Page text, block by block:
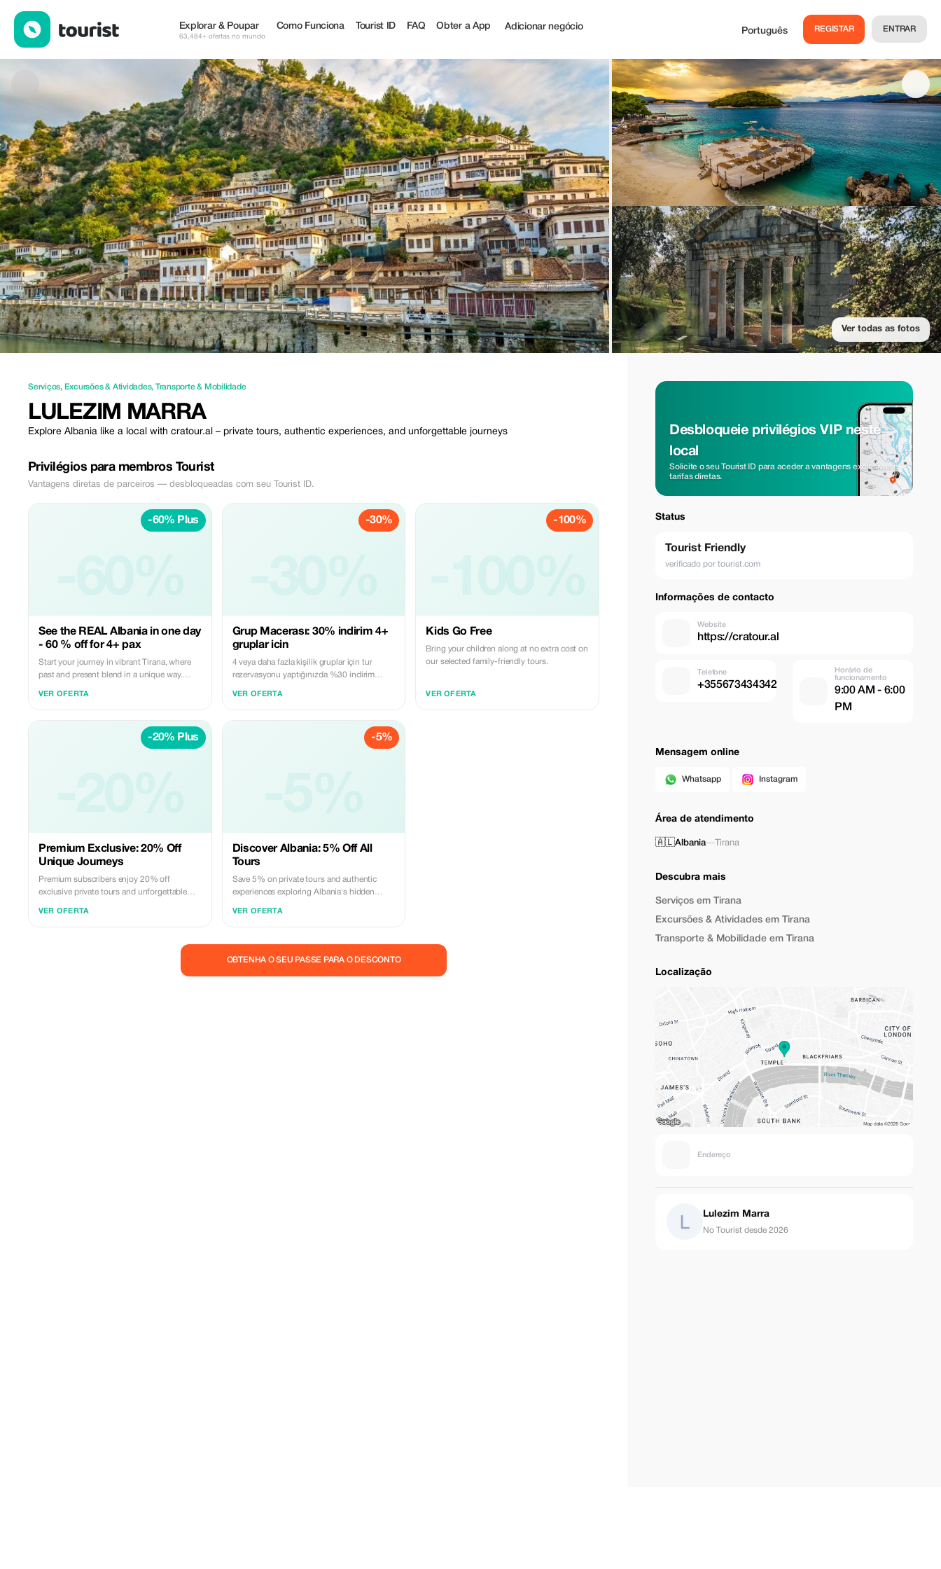
Explorar & Poupar
63,484+ ofertas no mundo
Como Funciona Tourist ID FAQ Obter a App Adicionar negócio Português REGISTAR ENTRAR
Ver todas as fotos
Serviços, Excursões & Atividades, Transporte & Mobilidade
LULEZIM MARRA
Explore Albania like a local with cratour.al – private tours, authentic experiences, and unforgettable journeys
Privilégios para membros Tourist
Vantagens diretas de parceiros — desbloqueadas com seu Tourist ID.
-60%
-60% Plus
See the REAL Albania in one day
- 60 % off for 4+ pax
Start your journey in vibrant Tirana, where
past and present blend in a unique way.
Lagoon, then end your day with a beautiful
VER OFERTA
-30%
Grup Macerası: 30% indirim 4+
gruplar icin
4 veya daha fazla kişilik gruplar için tur
rezervasyonu yaptığınızda %30 indirim
VER OFERTA
-100%
-100%
Kids Go Free
Bring your children along at no extra cost on
our selected family-friendly tours.
VER OFERTA
-20% Plus
Premium Exclusive: 20% Off
Unique Journeys
Premium subscribers enjoy 20% off
exclusive private tours and unforgettable
VER OFERTA
-5%
Discover Albania: 5% Off All
Tours
Save 5% on private tours and authentic
experiences exploring Albania's hidden
VER OFERTA
OBTENHA O SEU PASSE PARA O DESCONTO
Desbloqueie privilégios VIP neste
local
Solicite o seu Tourist ID para aceder a vantagens exclusivas e
tarifas diretas.
Status
Tourist Friendly
verificado por tourist.com
Informações de contacto
Website
https://cratour.al
Telefone
+355673434342
Horário de
funcionamento
9:00 AM - 6:00
PM
Mensagem online
Whatsapp Instagram
Área de atendimento
🇦🇱Albania— Tirana
Descubra mais
Serviços em Tirana
Excursões & Atividades em Tirana
Transporte & Mobilidade em Tirana
Localização
Endereço
Lulezim Marra
No Tourist desde 2026